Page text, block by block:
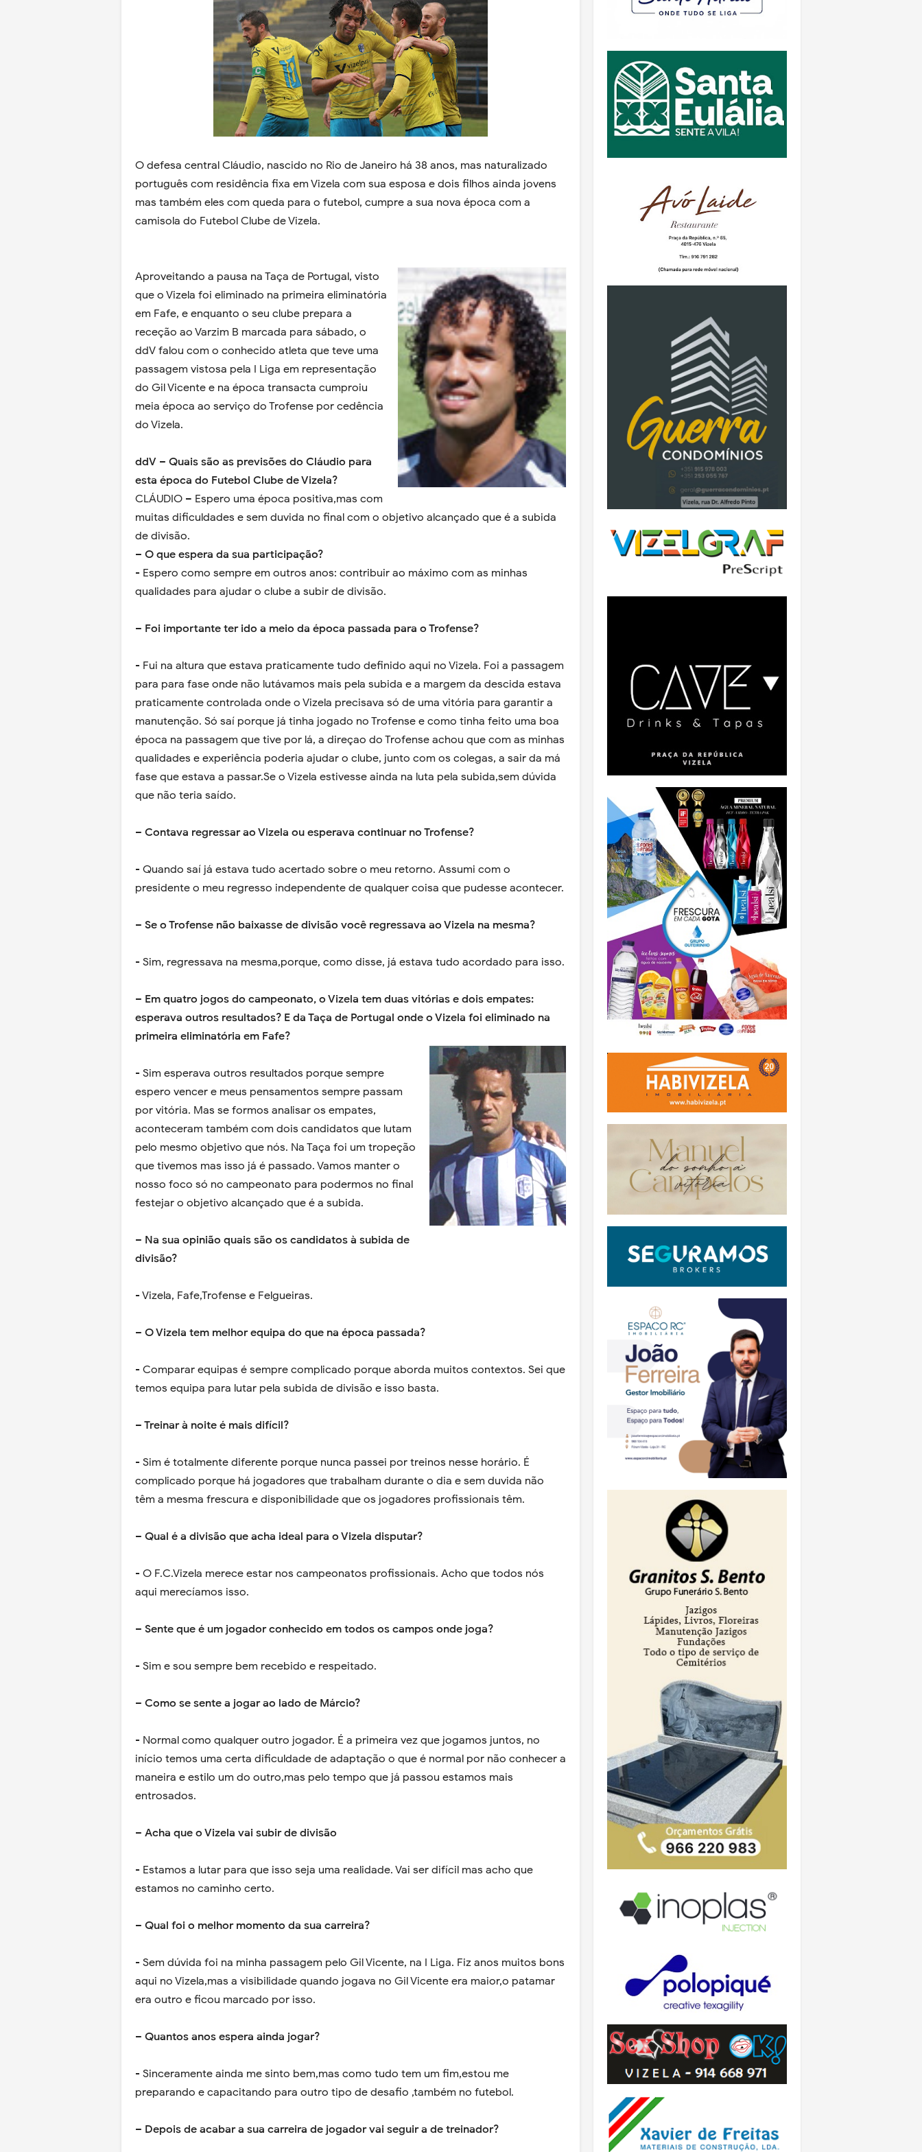
O defesa central Cláudio, nascido no Rio de Janeiro há 38 anos, mas naturalizado
português com residência fixa em Vizela com sua esposa e dois filhos ainda jovens
mas também eles com queda para o futebol, cumpre a sua nova época com a
camisola do Futebol Clube de Vizela.
Aproveitando a pausa na Taça de Portugal, visto
que o Vizela foi eliminado na primeira eliminatória
em Fafe, e enquanto o seu clube prepara a
receção ao Varzim B marcada para sábado, o
ddV falou com o conhecido atleta que teve uma
passagem vistosa pela I Liga em representação
do Gil Vicente e na época transacta cumproiu
meia época ao serviço do Trofense por cedência
do Vizela.
ddV – Quais são as previsões do Cláudio para
esta época do Futebol Clube de Vizela?
CLÁUDIO – Espero uma época positiva,mas com
muitas dificuldades e sem duvida no final com o objetivo alcançado que é a subida
de divisão.
– O que espera da sua participação?
- Espero como sempre em outros anos: contribuir ao máximo com as minhas
qualidades para ajudar o clube a subir de divisão.
– Foi importante ter ido a meio da época passada para o Trofense?
- Fui na altura que estava praticamente tudo definido aqui no Vizela. Foi a passagem
para para fase onde não lutávamos mais pela subida e a margem da descida estava
praticamente controlada onde o Vizela precisava só de uma vitória para garantir a
manutenção. Só saí porque já tinha jogado no Trofense e como tinha feito uma boa
época na passagem que tive por lá, a direçao do Trofense achou que com as minhas
qualidades e experiência poderia ajudar o clube, junto com os colegas, a sair da má
fase que estava a passar.Se o Vizela estivesse ainda na luta pela subida,sem dúvida
que não teria saído.
– Contava regressar ao Vizela ou esperava continuar no Trofense?
- Quando saí já estava tudo acertado sobre o meu retorno. Assumi com o
presidente o meu regresso independente de qualquer coisa que pudesse acontecer.
– Se o Trofense não baixasse de divisão você regressava ao Vizela na mesma?
- Sim, regressava na mesma,porque, como disse, já estava tudo acordado para isso.
– Em quatro jogos do campeonato, o Vizela tem duas vitórias e dois empates:
esperava outros resultados? E da Taça de Portugal onde o Vizela foi eliminado na
primeira eliminatória em Fafe?
- Sim esperava outros resultados porque sempre
espero vencer e meus pensamentos sempre passam
por vitória. Mas se formos analisar os empates,
aconteceram também com dois candidatos que lutam
pelo mesmo objetivo que nós. Na Taça foi um tropeção
que tivemos mas isso já é passado. Vamos manter o
nosso foco só no campeonato para podermos no final
festejar o objetivo alcançado que é a subida.
– Na sua opinião quais são os candidatos à subida de
divisão?
- Vizela, Fafe,Trofense e Felgueiras.
– O Vizela tem melhor equipa do que na época passada?
- Comparar equipas é sempre complicado porque aborda muitos contextos. Sei que
temos equipa para lutar pela subida de divisão e isso basta.
– Treinar à noite é mais difícil?
- Sim é totalmente diferente porque nunca passei por treinos nesse horário. É
complicado porque há jogadores que trabalham durante o dia e sem duvida não
têm a mesma frescura e disponibilidade que os jogadores profissionais têm.
– Qual é a divisão que acha ideal para o Vizela disputar?
- O F.C.Vizela merece estar nos campeonatos profissionais. Acho que todos nós
aqui merecíamos isso.
– Sente que é um jogador conhecido em todos os campos onde joga?
- Sim e sou sempre bem recebido e respeitado.
– Como se sente a jogar ao lado de Márcio?
- Normal como qualquer outro jogador. É a primeira vez que jogamos juntos, no
início temos uma certa dificuldade de adaptação o que é normal por não conhecer a
maneira e estilo um do outro,mas pelo tempo que já passou estamos mais
entrosados.
– Acha que o Vizela vai subir de divisão
- Estamos a lutar para que isso seja uma realidade. Vai ser difícil mas acho que
estamos no caminho certo.
– Qual foi o melhor momento da sua carreira?
- Sem dúvida foi na minha passagem pelo Gil Vicente, na I Liga. Fiz anos muitos bons
aqui no Vizela,mas a visibilidade quando jogava no Gil Vicente era maior,o patamar
era outro e ficou marcado por isso.
– Quantos anos espera ainda jogar?
- Sinceramente ainda me sinto bem,mas como tudo tem um fim,estou me
preparando e capacitando para outro tipo de desafio ,também no futebol.
– Depois de acabar a sua carreira de jogador vai seguir a de treinador?